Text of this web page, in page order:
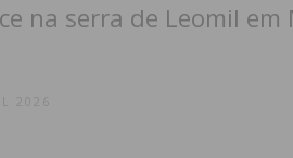
na serra de Leomil
2026